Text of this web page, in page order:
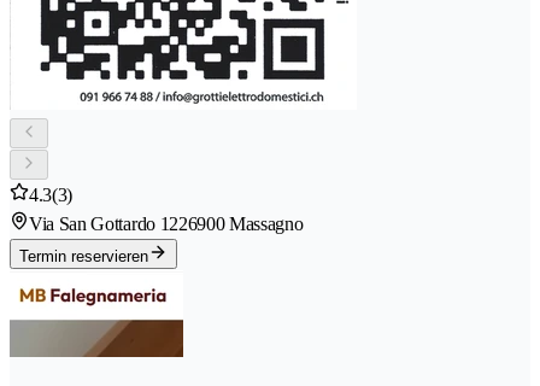
4.3(3)
Via San Gottardo 1226900 Massagno
Termin reservieren